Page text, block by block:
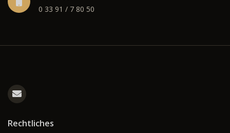
0 33 91 / 7 80 50
Rechtliches